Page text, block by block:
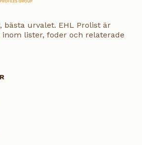
bästa urvalet. EHL Prolist är
inom lister, foder och relaterade